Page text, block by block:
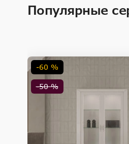
и боковые стенки из
Популярные
-50 %
-60 %